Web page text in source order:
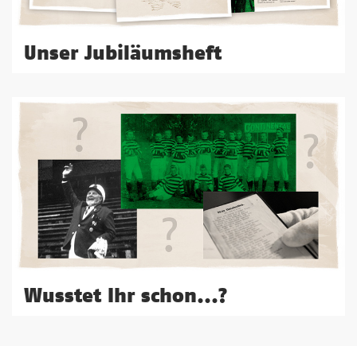
Unser Jubiläumsheft
Wusstet Ihr schon...?